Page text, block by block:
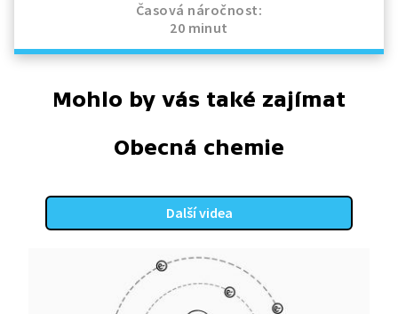
Časová náročnost:
20 minut
Mohlo by vás také zajímat
Obecná chemie
Další videa